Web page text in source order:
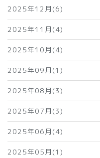
2025年12月(6)
2025年11月(4)
2025年10月(4)
2025年09月(1)
2025年08月(3)
2025年07月(3)
2025年06月(4)
2025年05月(1)